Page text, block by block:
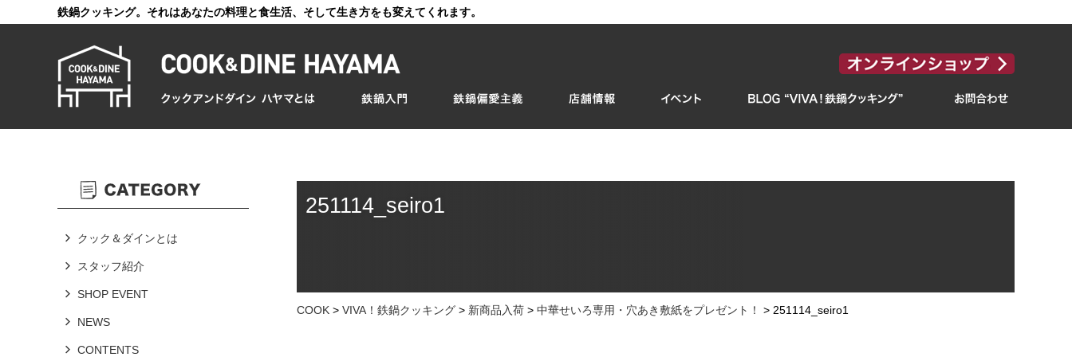
鉄鍋クッキング。それはあなたの料理と食生活、そして生き方をも変えてくれます。
251114_seiro1
COOK > VIVA！鉄鍋クッキング > 新商品入荷 > 中華せいろ専用・穴あき敷紙をプレゼント！ > 251114_seiro1
クック＆ダインとは
スタッフ紹介
SHOP EVENT
NEWS
CONTENTS